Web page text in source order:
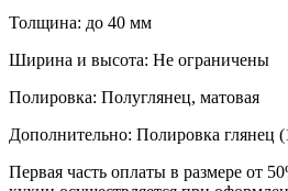
Толщина: до 40 мм
Ширина и высота: Не ограничены
Полировка: Полуглянец, матовая
Дополнительно: Полировка глянец
Первая часть оплаты в размере от